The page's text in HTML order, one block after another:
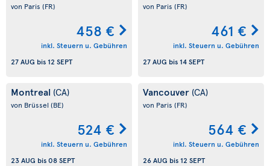
von Paris (FR)
458 €
inkl. Steuern u. Gebühren
27 AUG bis 12 SEPT
von Paris (FR)
461 €
inkl. Steuern u. Gebühren
27 AUG bis 14 SEPT
Montreal (CA)
von Brüssel (BE)
524 €
inkl. Steuern u. Gebühren
23 AUG bis08 SEPT
Vancouver (CA)
von Paris (FR)
564 €
inkl. Steuern u. Gebühren
26 AUG bis 12 SEPT